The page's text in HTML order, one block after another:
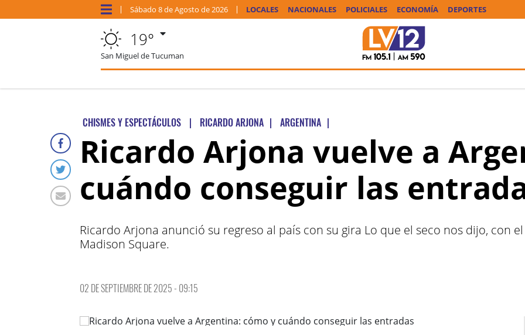
Sábado 8 deAgosto de 2026 LOCALES NACIONALES POLICIALES ECONOMÍA DEPORTES
19°
San Miguel de Tucuman
CHISMES Y ESPECTÁCULOS | RICARDO ARJONA | ARGENTINA |
Ricardo Arjona vuelve a
cuándo conseguir las
Ricardo Arjona anunció su regreso al país con su gira Lo que el seco nos dijo, con
Madison Square.
02 DE SEPTIEMBRE DE 2025 - 09:15